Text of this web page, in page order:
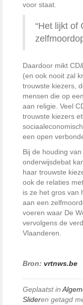
voor staat.
“Het lijkt of
Daardoor mikt
(en ook nooit zal
trouwste kiezers,
mensen die op
aan religie. Veel
trouwste kiezers
een open
Bij de houding
onderwijsdebat
haar trouwste
ook de relaties
is ze het gros van
aan een
voeren waar De
vervolgens de
Vlaanderen.
Bron: vrtnws.be
Geplaatst in
Slideren getagd